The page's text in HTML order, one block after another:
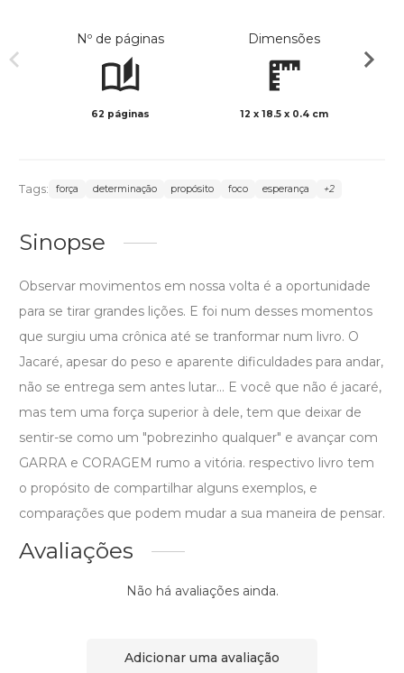
Nº de páginas
62 páginas
Dimensões
12 x 18.5 x 0.4 cm
Tags: força determinação propósito foco esperança +2
Sinopse
Observar movimentos em nossa volta é a oportunidade
para se tirar grandes lições. E foi num desses momentos
que surgiu uma crônica até se tranformar num livro. O
Jacaré, apesar do peso e aparente dificuldades para andar,
não se entrega sem antes lutar... E você que não é jacaré,
mas tem uma força superior à dele, tem que deixar de
sentir-se como um "pobrezinho qualquer" e avançar com
GARRA e CORAGEM rumo a vitória. respectivo livro tem
o propósito de compartilhar alguns exemplos, e
comparações que podem mudar a sua maneira de pensar.
Avaliações
Não há avaliações ainda.
Adicionar uma avaliação